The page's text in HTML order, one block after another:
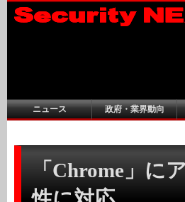
ニュース 政府・業界動向
「Chrome」に